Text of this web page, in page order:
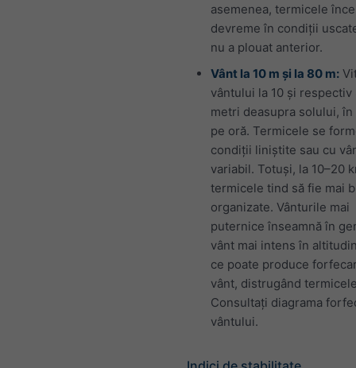
asemenea, termicele
devreme în condiții
nu a plouat anterior.
Vânt la 10 m și la 80 m:
vântului la 10 și respectiv
metri deasupra solului,
pe oră. Termicele se
condiții liniștite sau cu
variabil. Totuși, la 10–20
termicele tind să fie mai
organizate. Vânturile mai
puternice înseamnă în
vânt mai intens în
ce poate produce
vânt, distrugând
Consultați diagrama
vântului.